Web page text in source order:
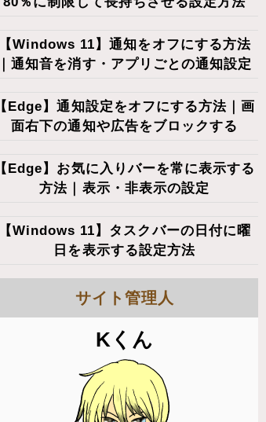
【Windows 11】通知をオフにする方法
｜通知音を消す・アプリごとの通知設定
【Edge】通知設定をオフにする方法｜画
面右下の通知や広告をブロックする
【Edge】お気に入りバーを常に表示する
方法｜表示・非表示の設定
【Windows 11】タスクバーの日付に曜
日を表示する設定方法
サイト管理人
Kくん